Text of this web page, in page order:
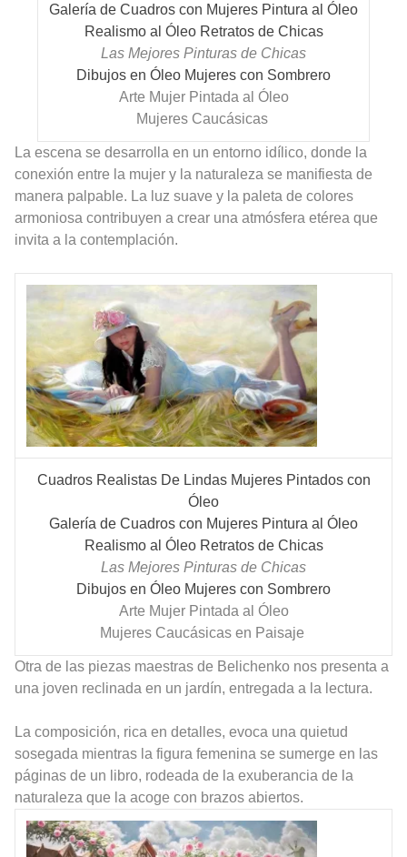
Galería de Cuadros con Mujeres Pintura al Óleo
Realismo al Óleo Retratos de Chicas
Las Mejores Pinturas de Chicas
Dibujos en Óleo Mujeres con Sombrero
Arte Mujer Pintada al Óleo
Mujeres Caucásicas
La escena se desarrolla en un entorno idílico, donde la
conexión entre la mujer y la naturaleza se manifiesta de
manera palpable. La luz suave y la paleta de colores
armoniosa contribuyen a crear una atmósfera etérea que
invita a la contemplación.
Cuadros Realistas De Lindas Mujeres Pintados con
Óleo
Galería de Cuadros con Mujeres Pintura al Óleo
Realismo al Óleo Retratos de Chicas
Las Mejores Pinturas de Chicas
Dibujos en Óleo Mujeres con Sombrero
Arte Mujer Pintada al Óleo
Mujeres Caucásicas en Paisaje
Otra de las piezas maestras de Belichenko nos presenta a
una joven reclinada en un jardín, entregada a la lectura.
La composición, rica en detalles, evoca una quietud
sosegada mientras la figura femenina se sumerge en las
páginas de un libro, rodeada de la exuberancia de la
naturaleza que la acoge con brazos abiertos.